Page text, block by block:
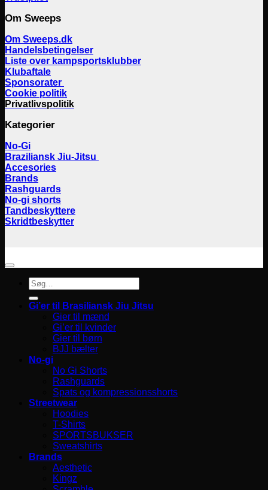
Om Sweeps
Om Sweeps.dk
Handelsbetingelser
Liste over kampsportsklubber
Klubaftale
Sponsorater
Cookie politik
Privatlivspolitik
Kategorier
No-Gi
Braziliansk Jiu-Jitsu
Accesories
Brands
Rashguards
No-gi shorts
Tandbeskyttere
Skridtbeskytter
Søg
efter:
Gi’er til Brasiliansk Jiu Jitsu
Gier til mænd
Gi’er til kvinder
Gier til børn
BJJ bælter
No-gi
No Gi Shorts
Rashguards
Spats og kompressionsshorts
Streetwear
Hoodies
T-Shirts
SPORTSBUKSER
Sweatshirts
Brands
Aesthetic
Kingz